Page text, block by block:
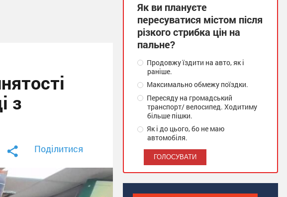
з
Поділитися
Як ви плануєте
пересуватися містом після
різкого стрибка цін на
пальне?
Продовжу їздити на авто, як і
раніше.
Максимально обмежу поїздки.
Пересяду на громадський
транспорт/ велосипед. Ходитиму
більше пішки.
Як і до цього, бо не маю
автомобіля.